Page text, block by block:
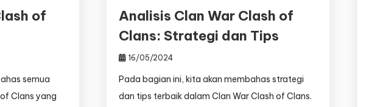
of
semua
Clans yang
Analisis Clan War Clash of
Clans: Strategi dan Tips
16/05/2024
Pada bagian ini, kita akan membahas strategi
dan tips terbaik dalam Clan War Clash of Clans.